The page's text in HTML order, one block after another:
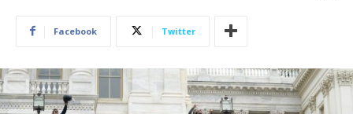
Facebook Twitter